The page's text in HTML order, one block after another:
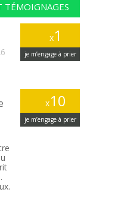
TÉMOIGNAGES
x1
je m’engage à prier
x10
je m’engage à prier